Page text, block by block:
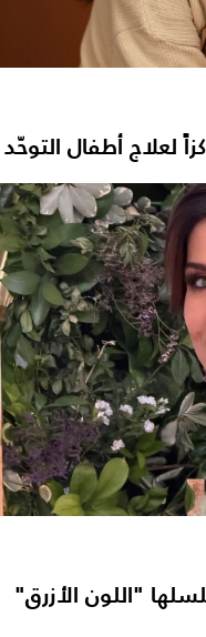
لعلاج أطفال التوحّد
"اللون الأزرق"